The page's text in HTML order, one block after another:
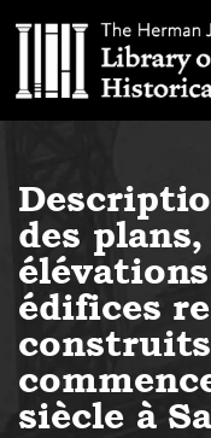
Search
Research &
About
Contact
des
édifices
siècle à